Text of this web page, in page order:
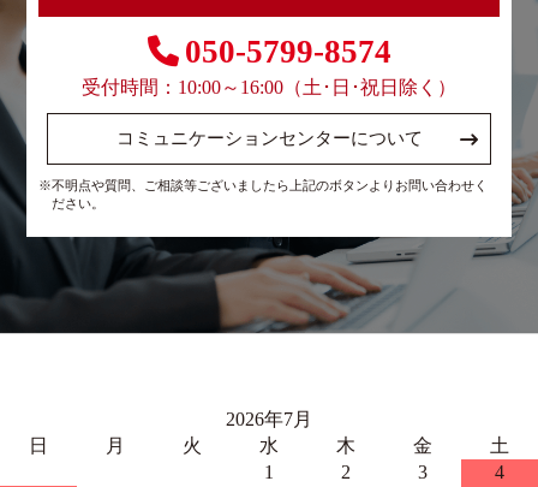
050-5799-8574
受付時間：10:00～16:00（土･日･祝日除く）
コミュニケーションセンターについて
※不明点や質問、ご相談等ございましたら上記のボタンよりお問い合わせく
ださい。
2026年7月
日
月 火 水 木 金
土
1
2 3
4